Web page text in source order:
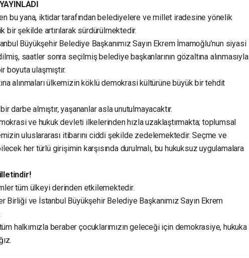
bu yana, iktidar tarafından belediyelere ve millet iradesine yönelik
şekilde artırılarak sürdürülmektedir.
Büyükşehir Belediye Başkanımız Sayın Ekrem İmamoğlu’nun siyasi
saatler sonra seçilmiş belediye başkanlarının gözaltına alınmasıyla
boyuta ulaşmıştır.
alınmaları ülkemizin köklü demokrasi kültürüne büyük bir tehdit
darbe almıştır, yaşananlar asla unutulmayacaktır.
ve hukuk devleti ilkelerinden hızla uzaklaştırmakta; toplumsal
uluslararası itibarını ciddi şekilde zedelemektedir. Seçme ve
her türlü girişimin karşısında durulmalı, bu hukuksuz uygulamalara
tüm ülkeyi derinden etkilemektedir.
ve İstanbul Büyükşehir Belediye Başkanımız Sayın Ekrem
halkımızla beraber çocuklarımızın geleceği için demokrasiye, hukuka